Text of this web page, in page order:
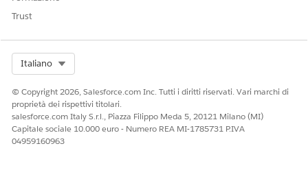
Facci sapere, così possiamo migliorare!
No
Trust
Italiano
© Copyright 2026, Salesforce.com Inc. Tutti i diritti riservati. Vari marchi di
proprietà dei rispettivi titolari.
salesforce.com Italy S.r.l., Piazza Filippo Meda 5, 20121 Milano (MI)
Capitale sociale 10.000 euro - Numero REA MI-1785731 P.IVA
04959160963